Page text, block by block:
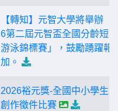
【轉知】元智大學將舉辦「
6第二屆元智盃全國分齡短
游泳錦標賽」，鼓勵踴躍報
加。
2026裕元獎-全國中小學生
創作徵件比賽